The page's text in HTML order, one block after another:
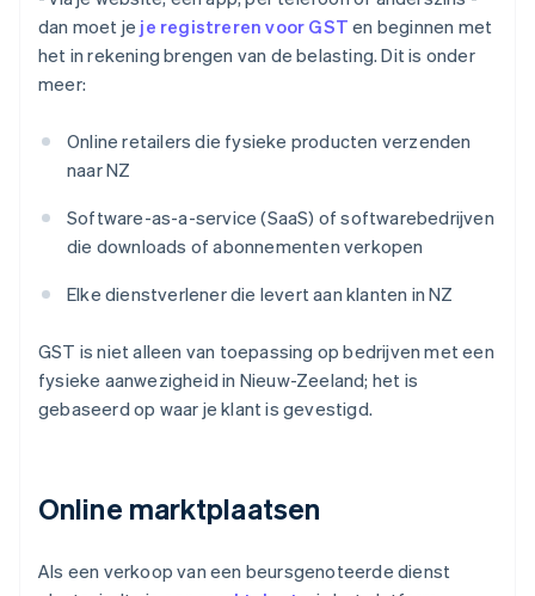
dan moet je je registreren voor GST en beginnen met
het in rekening brengen van de belasting. Dit is onder
meer:
Online retailers die fysieke producten verzenden
naar NZ
Software-as-a-service (SaaS) of softwarebedrijven
die downloads of abonnementen verkopen
Elke dienstverlener die levert aan klanten in NZ
GST is niet alleen van toepassing op bedrijven met een
fysieke aanwezigheid in Nieuw-Zeeland; het is
gebaseerd op waar je klant is gevestigd.
Online marktplaatsen
Als een verkoop van een beursgenoteerde dienst